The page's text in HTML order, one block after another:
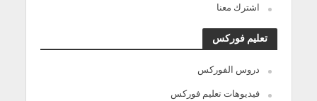
اشترك معنا
تعليم فوركس
دروس الفوركس
فيديوهات تعليم فوركس